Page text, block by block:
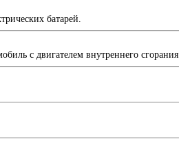
батарей.
с двигателем внутреннего сгорания.